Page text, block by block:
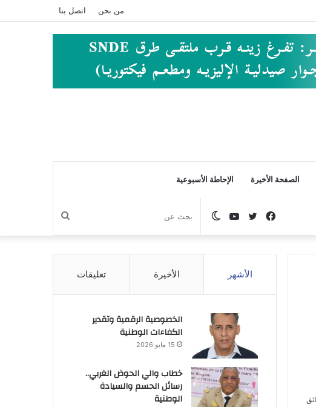
من نحن اتصل بنا
الصفحة الأخيرة الإحاطة الأسبوعية
بحث
عن
الوضع
المظلم
يوتيوبتويتر
فيسبوك
الأشهر الأخيرة تعليقات
الخصوصية الرقمية وتقدير
الكفاءات الوطنية
15 مايو 2026
خطاب والي الحوض الغربي..
رسائل الحسم والسيادة
الوطنية